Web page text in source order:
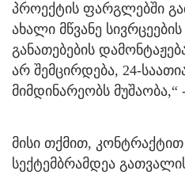
პროექტის ფარგლებში
ახალი მწვანე
განათებების
არ შემცირდება, 24-
მიმდინარეობს მუშაობა,“
მისი თქმით, კონტრაქტით
სექტემბრამდეა